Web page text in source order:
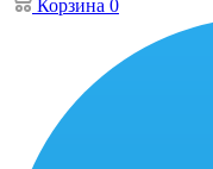
Корзина 0